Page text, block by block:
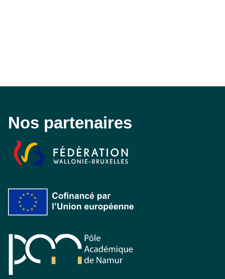
Nos partenaires
Fédération Wallonie-Bruxelles
Cofinancé par l'Union européenne
Pôle académique de Namur